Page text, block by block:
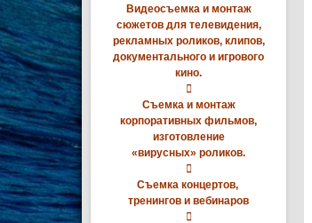
Видеосъемка и монтаж
сюжетов для телевидения,
рекламных роликов, клипов,
документального и игрового
кино.

Съемка и монтаж
корпоративных фильмов,
изготовление
«вирусных» роликов.

Съемка концертов,
тренингов и вебинаров
